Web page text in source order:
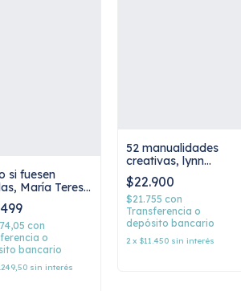
si fuesen
María Teresa
con
o
bancario
sin interés
52 manualidades
creativas, lynn
gordon
$22.900
$21.755 con
Transferencia o
depósito bancario
2 x $11.450 sin interés